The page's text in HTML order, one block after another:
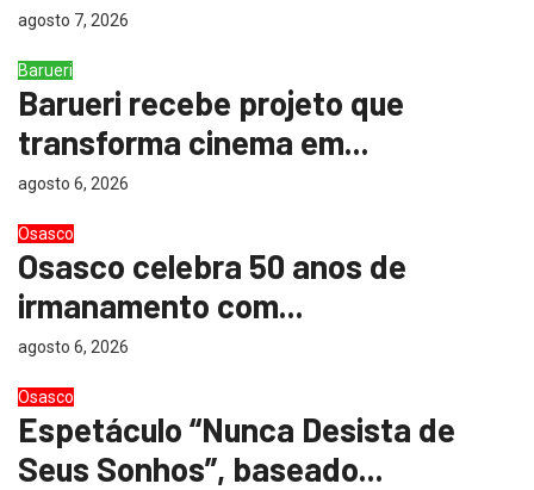
agosto 7, 2026
Barueri
Barueri recebe projeto que
transforma cinema em...
agosto 6, 2026
Osasco
Osasco celebra 50 anos de
irmanamento com...
agosto 6, 2026
Osasco
Espetáculo “Nunca Desista de
Seus Sonhos”, baseado...